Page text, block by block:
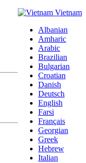
Vietnam
Albanian
Amharic
Arabic
Brazilian
Bulgarian
Croatian
Danish
Deutsch
English
Farsi
Français
Georgian
Greek
Hebrew
Italian